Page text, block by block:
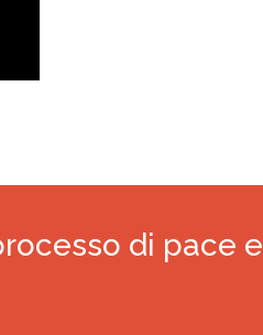
di pace e